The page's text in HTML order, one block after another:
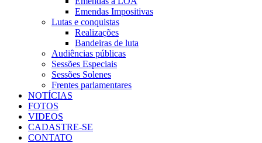
Emendas Impositivas
Lutas e conquistas
Realizações
Bandeiras de luta
Audiências públicas
Sessões Especiais
Sessões Solenes
Frentes parlamentares
NOTÍCIAS
FOTOS
VIDEOS
CADASTRE-SE
CONTATO